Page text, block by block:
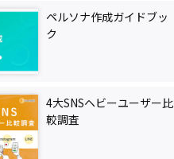
ペルソナ作成ガイドブッ
ク
4大SNSヘビーユーザー比
較調査